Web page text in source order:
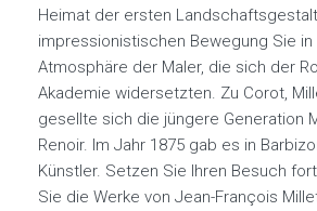
Heimat der ersten
impressionistischen Bewegung Sie
Atmosphäre der Maler, die sich der
Akademie widersetzten. Zu Corot,
gesellte sich die jüngere Generation
Renoir. Im Jahr 1875 gab es in
Künstler. Setzen Sie Ihren Besuch
Sie die Werke von Jean-François